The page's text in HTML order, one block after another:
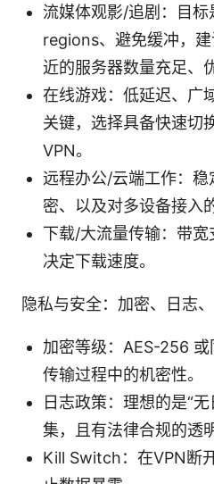
流媒体观影/追剧：目标
regions、避免缓冲，
近的服务器数量充足、
在线游戏：低延迟、广
关键，选择具备快速切
VPN。
远程办公/云端工作：
密、以及对多设备接入
下载/大流量传输：带
决定下载速度。
隐私与安全：加密、日志
加密等级：AES-256
传输过程中的机密性。
日志政策：理想的是“
集，且有法律合规的透
Kill Switch：在VPN断